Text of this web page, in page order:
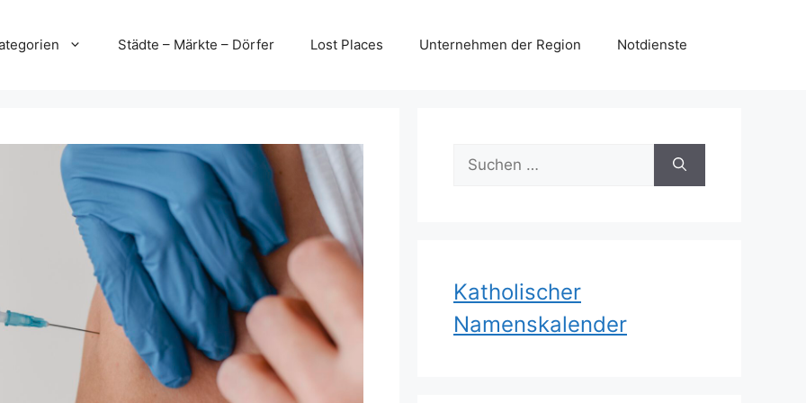
Städte – Märkte – Dörfer Lost Places Unternehmen der Region Notdienste
Suchen
nach:
Katholischer
Namenskalender